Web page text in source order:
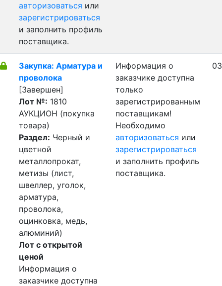
авторизоваться или
зарегистрироваться
и заполнить профиль
поставщика.
Закупка: Арматура и
проволока
[Завершен]
Лот №: 1810
АУКЦИОН (покупка
товара)
Раздел: Черный и
цветной
металлопрокат,
метизы (лист,
швеллер, уголок,
арматура,
проволока,
оцинковка, медь,
алюминий)
Лот с открытой
ценой
Информация о
заказчике доступна
Информация о
заказчике доступна
только
зарегистрированным
поставщикам!
Необходимо
авторизоваться или
зарегистрироваться
и заполнить профиль
поставщика.